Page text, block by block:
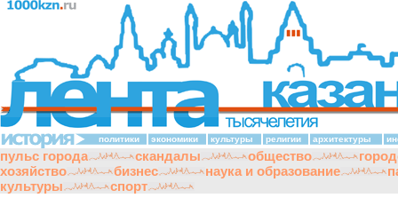
политики экономики культуры религии архитектуры
пульс города скандалы общество
хозяйство
бизнес наука и образование
культуры
спорт